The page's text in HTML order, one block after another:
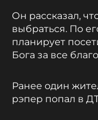
Он рассказал,
выбраться. По
планирует
Бога за все
Ранее один
рэпер попал в